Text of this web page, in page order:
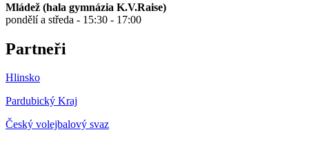
Mládež (hala gymnázia K.V.Raise)
pondělí a středa - 15:30 - 17:00
Partneři
Hlinsko
Pardubický Kraj
Český volejbalový svaz